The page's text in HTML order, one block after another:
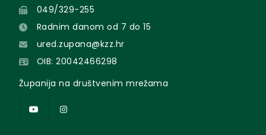
049/329-255
Radnim danom od 7 do 15
ured.zupana@kzz.hr
OIB: 20042466298
Županija na društvenim mrežama